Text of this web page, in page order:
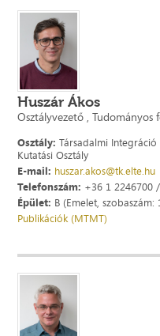
Huszár Ákos
Osztályvezető , Tudományos
Osztály: Társadalmi
Kutatási Osztály
E-mail: huszar.akos@tk.elte.hu
Telefonszám: +36 1 2246700
Épület: B (Emelet, szobaszám:
Publikációk (MTMT)